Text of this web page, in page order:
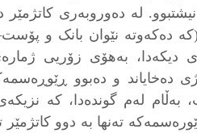
له دەوروبەری کاتژمێر
(که دەکەوته نێوان بانک و
دیکەدا، بەهۆی زۆریی
دەخایاند و دەبوو
لەم گوندەدا، کە
تەنها بە دوو